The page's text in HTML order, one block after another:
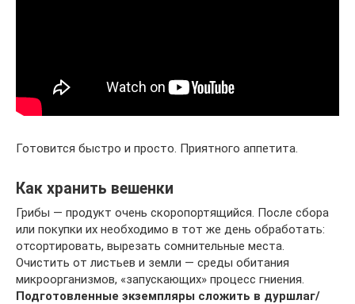
Готовится быстро и просто. Приятного аппетита.
Как хранить вешенки
Грибы — продукт очень скоропортящийся. После сбора
или покупки их необходимо в тот же день обработать:
отсортировать, вырезать сомнительные места.
Очистить от листьев и земли — среды обитания
микроорганизмов, «запускающих» процесс гниения.
Подготовленные экземпляры сложить в дуршлаг/